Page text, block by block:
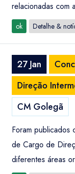
relacionadas com
ok Detalhe &
27 Jan
Direção
CM Golegã
Foram publicados
de Cargo de
diferentes áreas